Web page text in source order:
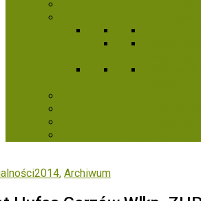
, Archiwum